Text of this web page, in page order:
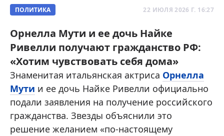
ПОЛИТИКА 22 ИЮЛЯ 2026 Г. 16:27
Орнелла Мути и ее дочь Найке
Ривелли получают гражданство РФ:
«Хотим чувствовать себя дома»
Знаменитая итальянская актриса Орнелла
Мути и ее дочь Найке Ривелли официально
подали заявления на получение российского
гражданства. Звезды объяснили это
решение желанием «по-настоящему